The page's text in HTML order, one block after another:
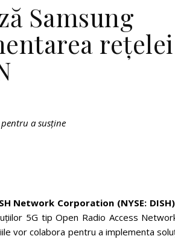
Samsung
rețelei
a susține
Network Corporation (NYSE: DISH)
5G tip Open Radio Access
vor colabora pentru a implementa